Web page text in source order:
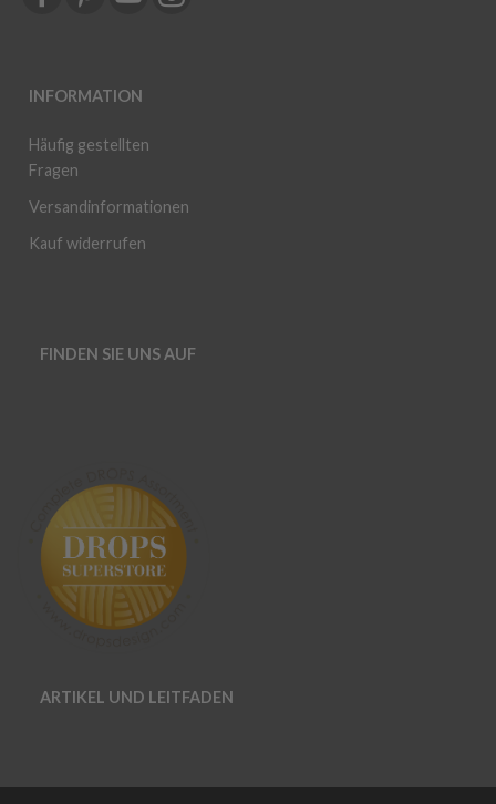
INFORMATION
Häufig gestellten
Fragen
Versandinformationen
Kauf widerrufen
FINDEN SIE UNS AUF
ARTIKEL UND LEITFADEN